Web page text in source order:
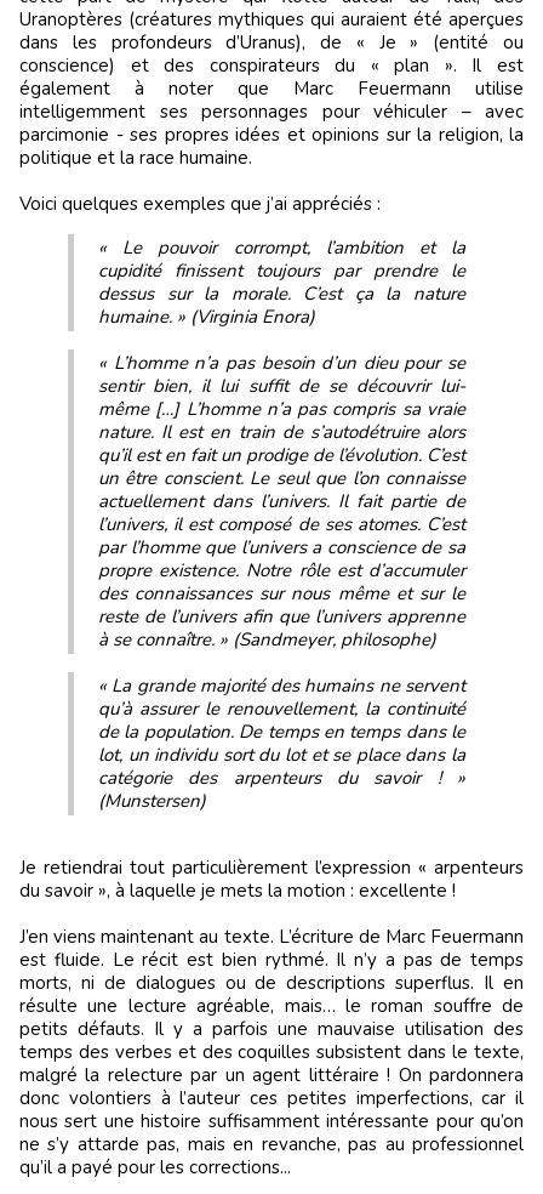
Uranoptères (créatures mythiques qui auraient été aperçues
dans les profondeurs d’Uranus), de « Je » (entité ou
conscience) et des conspirateurs du « plan ». Il est
également à noter que Marc Feuermann utilise
intelligemment ses personnages pour véhiculer – avec
parcimonie - ses propres idées et opinions sur la religion, la
politique et la race humaine.
Voici quelques exemples que j’ai appréciés :
« Le pouvoir corrompt, l’ambition et la
cupidité finissent toujours par prendre le
dessus sur la morale. C’est ça la nature
humaine. » (Virginia Enora)
« L’homme n’a pas besoin d’un dieu pour se
sentir bien, il lui suffit de se découvrir lui-
même […] L’homme n’a pas compris sa vraie
nature. Il est en train de s’autodétruire alors
qu’il est en fait un prodige de l’évolution. C’est
un être conscient. Le seul que l’on connaisse
actuellement dans l’univers. Il fait partie de
l’univers, il est composé de ses atomes. C’est
par l’homme que l’univers a conscience de sa
propre existence. Notre rôle est d’accumuler
des connaissances sur nous même et sur le
reste de l’univers afin que l’univers apprenne
à se connaître. » (Sandmeyer, philosophe)
« La grande majorité des humains ne servent
qu’à assurer le renouvellement, la continuité
de la population. De temps en temps dans le
lot, un individu sort du lot et se place dans la
catégorie des arpenteurs du savoir ! »
(Munstersen)
Je retiendrai tout particulièrement l’expression « arpenteurs
du savoir », à laquelle je mets la motion : excellente !
J’en viens maintenant au texte. L’écriture de Marc Feuermann
est fluide. Le récit est bien rythmé. Il n’y a pas de temps
morts, ni de dialogues ou de descriptions superflus. Il en
résulte une lecture agréable, mais… le roman souffre de
petits défauts. Il y a parfois une mauvaise utilisation des
temps des verbes et des coquilles subsistent dans le texte,
malgré la relecture par un agent littéraire ! On pardonnera
donc volontiers à l’auteur ces petites imperfections, car il
nous sert une histoire suffisamment intéressante pour qu’on
ne s’y attarde pas, mais en revanche, pas au professionnel
qu’il a payé pour les corrections...